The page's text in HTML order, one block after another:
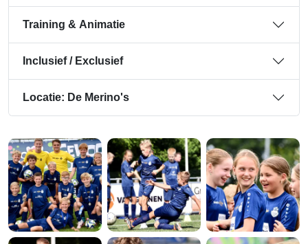
Training & Animatie
Inclusief / Exclusief
Locatie: De Merino's